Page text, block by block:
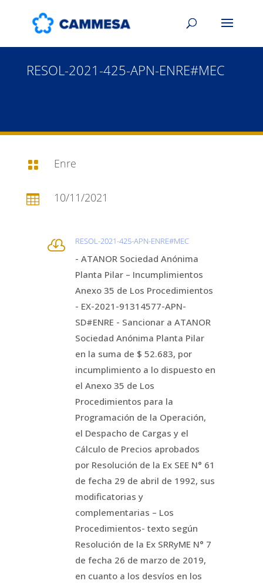
RESOL-2021-425-APN-ENRE#MEC
 Enre
 10/11/2021
 RESOL-2021-425-APN-ENRE#MEC
- ATANOR Sociedad Anónima
Planta Pilar – Incumplimientos
Anexo 35 de Los Procedimientos
- EX-2021-91314577-APN-
SD#ENRE - Sancionar a ATANOR
Sociedad Anónima Planta Pilar
en la suma de $ 52.683, por
incumplimiento a lo dispuesto en
el Anexo 35 de Los
Procedimientos para la
Programación de la Operación,
el Despacho de Cargas y el
Cálculo de Precios aprobados
por Resolución de la Ex SEE N° 61
de fecha 29 de abril de 1992, sus
modificatorias y
complementarias – Los
Procedimientos- texto según
Resolución de la Ex SRRyME N° 7
de fecha 26 de marzo de 2019,
en cuanto a los desvíos en los